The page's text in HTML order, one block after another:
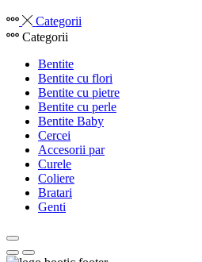
Categorii
Categorii
Bentite
Bentite cu flori
Bentite cu pietre
Bentite cu perle
Bentite Baby
Cercei
Accesorii par
Curele
Coliere
Bratari
Genti